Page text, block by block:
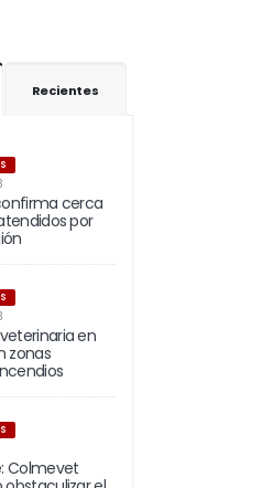
Recientes
cerca
por
en
zonas
Colmevet